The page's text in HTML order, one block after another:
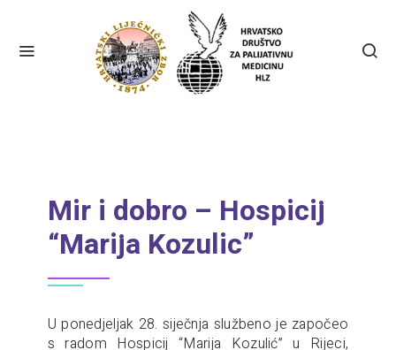
Mir i dobro – Hospicij
“Marija Kozulic”
U ponedjeljak 28. siječnja službeno je započeo
s radom Hospicij “Marija Kozulić” u Rijeci,